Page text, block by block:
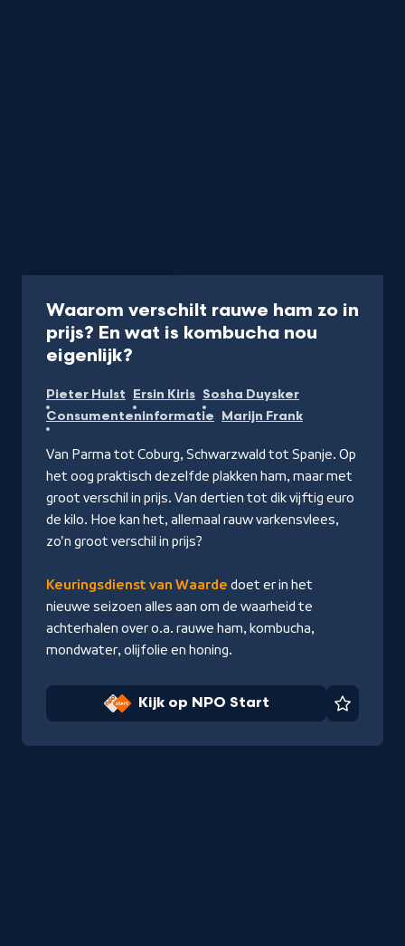
Waarom verschilt rauwe ham zo in
prijs? En wat is kombucha nou
eigenlijk?
op
NPO
Start
Pieter Hulst Ersin Kiris Sosha Duysker
Consumenteninformatie Marijn Frank
Van Parma tot Coburg, Schwarzwald tot Spanje. Op
het oog praktisch dezelfde plakken ham, maar met
groot verschil in prijs. Van dertien tot dik vijftig euro
de kilo. Hoe kan het, allemaal rauw varkensvlees,
zo'n groot verschil in prijs?
Keuringsdienst van Waarde doet er in het
nieuwe seizoen alles aan om de waarheid te
achterhalen over o.a. rauwe ham, kombucha,
mondwater, olijfolie en honing.
Kijk op NPO Start